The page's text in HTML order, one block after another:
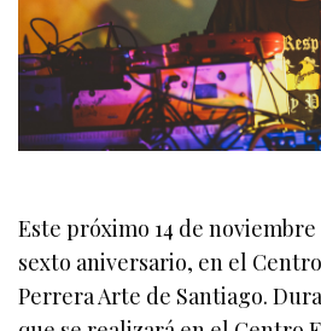
Este próximo 14 de
sexto aniversario, en el
Perrera Arte de Santiago.